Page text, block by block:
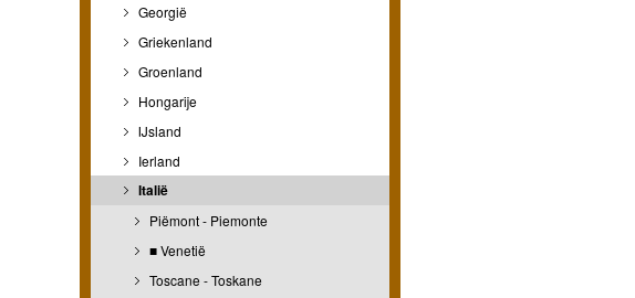
Georgië
Griekenland
Groenland
Hongarije
IJsland
Ierland
Italië
Piëmont - Piemonte
■ Venetië
Toscane - Toskane